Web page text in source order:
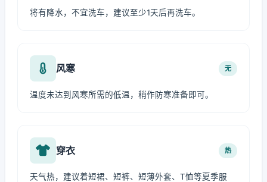
将有降水，不宜洗车，建议至少1天后再洗车。
风寒 无
温度未达到风寒所需的低温，稍作防寒准备即可。
穿衣 热
天气热，建议着短裙、短裤、短薄外套、T恤等夏季服